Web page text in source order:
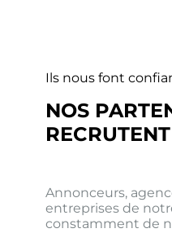
Ils nous font
NOS
RECRUTENT
Annonceurs,
entreprises de
constamment de